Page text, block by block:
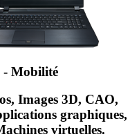
- Mobilité
Images 3D, CAO,
graphiques,
virtuelles.